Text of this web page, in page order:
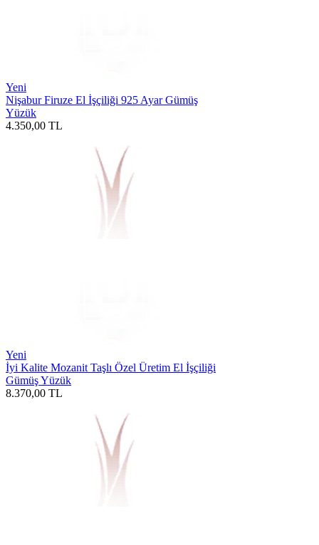
Yeni
Nişabur Firuze El İşçiliği 925 Ayar Gümüş
Yüzük
4.350,00 TL
Yeni
İyi Kalite Mozanit Taşlı Özel Üretim El İşçiliği
Gümüş Yüzük
8.370,00 TL